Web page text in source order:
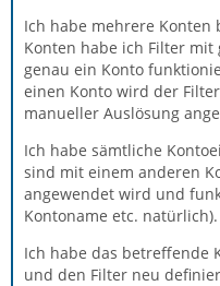
Ich habe mehrere Konten
Konten habe ich Filter
genau ein Konto
einen Konto wird der
manueller Auslösung
Ich habe sämtliche
sind mit einem anderen
angewendet wird und
Kontoname etc. natürlich).
Ich habe das betreffende
und den Filter neu